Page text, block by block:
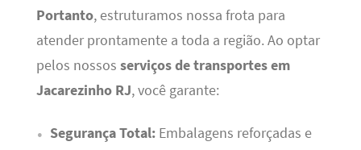
Portanto, estruturamos nossa frota para
atender prontamente a toda a região. Ao optar
pelos nossos serviços de transportes em
Jacarezinho RJ, você garante:
Segurança Total:Embalagens reforçadas e